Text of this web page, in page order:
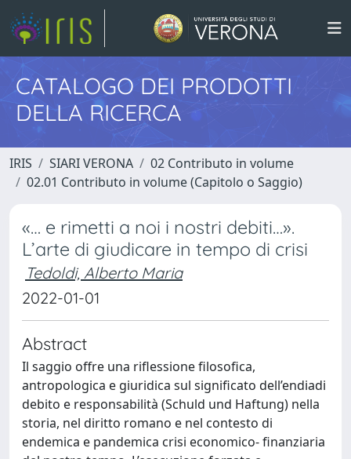
CATALOGO DEI PRODOTTI
DELLA RICERCA
IRIS SIARI VERONA
02 Contributo in volume
02.01 Contributo in volume (Capitolo o Saggio)
«… e rimetti a noi i nostri debiti…».
L’arte di giudicare in tempo di crisi
Tedoldi, Alberto Maria
2022-01-01
Abstract
Il saggio offre una riflessione filosofica,
antropologica e giuridica sul significato dell’endiadi
debito e responsabilità (Schuld und Haftung) nella
storia, nel diritto romano e nel contesto di
endemica e pandemica crisi economico- finanziaria